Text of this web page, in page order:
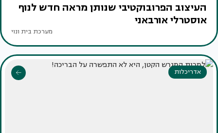
העיצוב הפרובוקטיבי שנותן מראה חדש לנוף
אוסטרלי אורבאני
מערכת בית ונוי
אדריכלות